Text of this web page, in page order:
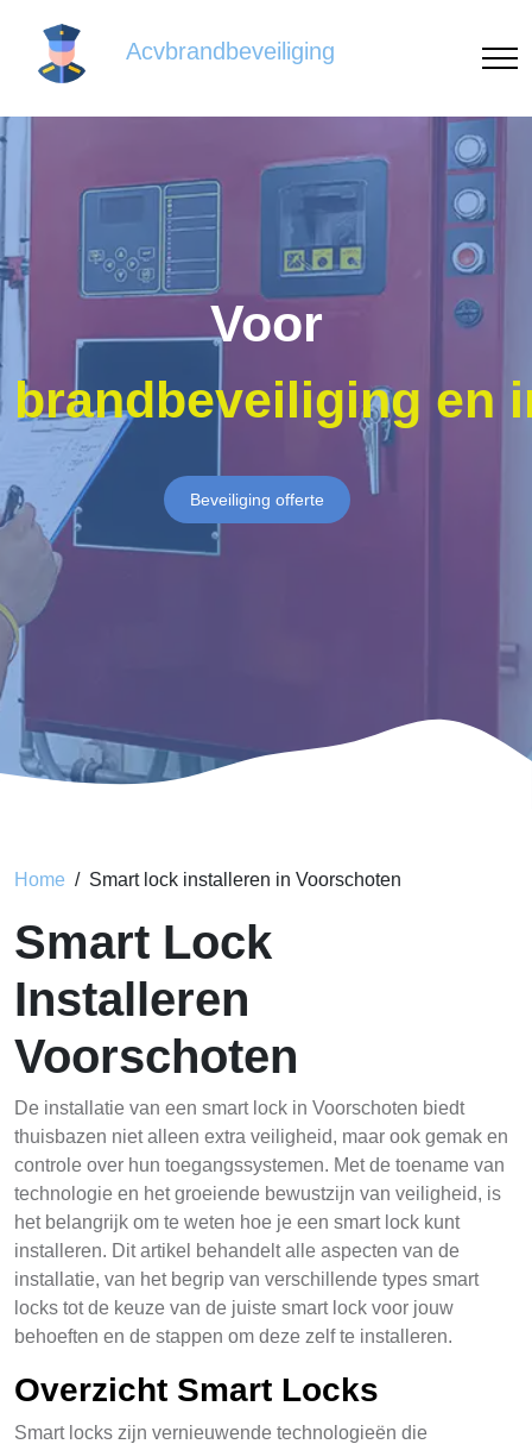
Acvbrandbeveiliging
Voor
brandbeveiliging en
Beveiliging offerte
Home Smart lock installeren in Voorschoten
Smart Lock
Installeren
Voorschoten
De installatie van een smart lock in Voorschoten biedt
thuisbazen niet alleen extra veiligheid, maar ook gemak en
controle over hun toegangssystemen. Met de toename van
technologie en het groeiende bewustzijn van veiligheid, is
het belangrijk om te weten hoe je een smart lock kunt
installeren. Dit artikel behandelt alle aspecten van de
installatie, van het begrip van verschillende types smart
locks tot de keuze van de juiste smart lock voor jouw
behoeften en de stappen om deze zelf te installeren.
Overzicht Smart Locks
Smart locks zijn vernieuwende technologieën die